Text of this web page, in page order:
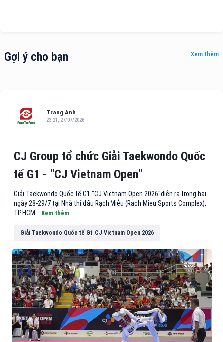
Gợi ý cho bạn Xem thêm
Trang Anh
23:21, 27/07/2026
CJ Group tổ chức Giải Taekwondo Quốc
tế G1 - "CJ Vietnam Open"
Giải Taekwondo Quốc tế G1 "CJ Vietnam Open 2026"diễn ra trong hai
ngày 28-29/7 tại Nhà thi đấu Rạch Miễu (Rach Mieu Sports Complex),
TP.HCM... Xem thêm
Giải Taekwondo Quốc tế G1 CJ Vietnam Open 2026